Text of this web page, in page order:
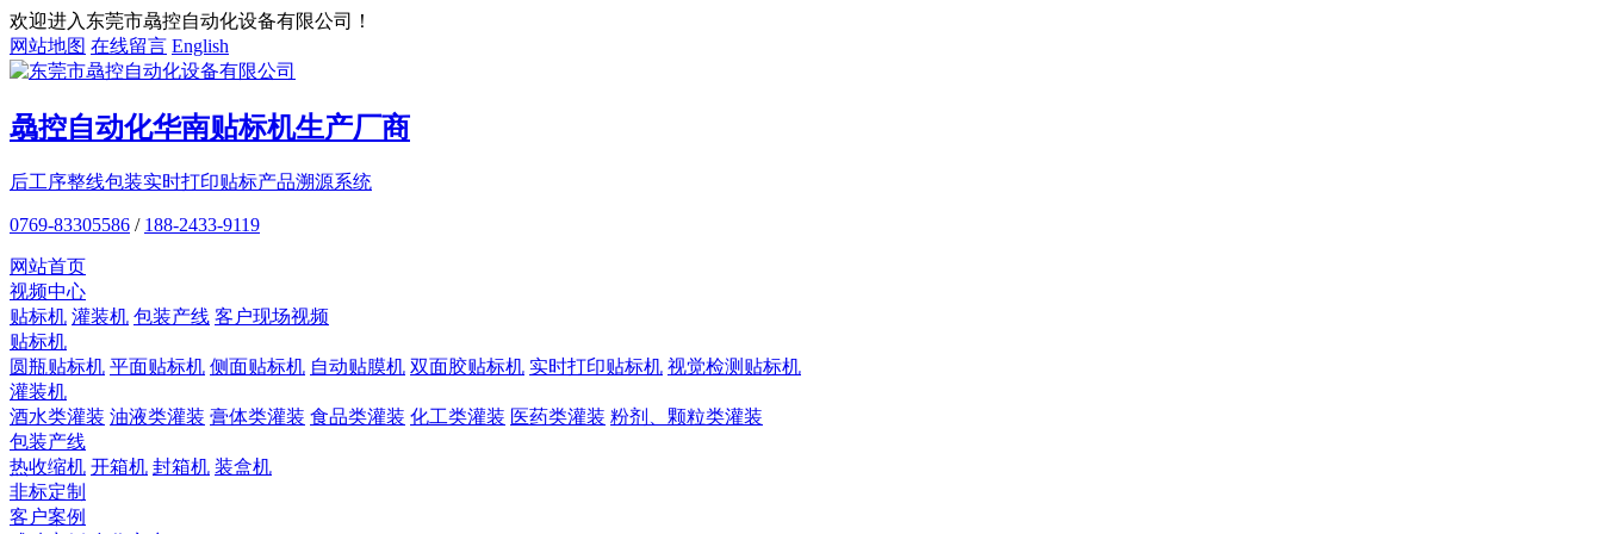
欢迎进入东莞市骉控自动化设备有限公司！
网站地图 在线留言 English
骉控自动化华南贴标机生产厂商
后工序整线包装实时打印贴标产品溯源系统
0769-83305586 / 188-2433-9119
网站首页
视频中心
贴标机 灌装机 包装产线 客户现场视频
贴标机
圆瓶贴标机 平面贴标机 侧面贴标机 自动贴膜机 双面胶贴标机 实时打印贴标机 视觉检测贴标机
灌装机
酒水类灌装 油液类灌装 膏体类灌装 食品类灌装 化工类灌装 医药类灌装 粉剂、颗粒类灌装
包装产线
热收缩机 开箱机 封箱机 装盒机
非标定制
客户案例